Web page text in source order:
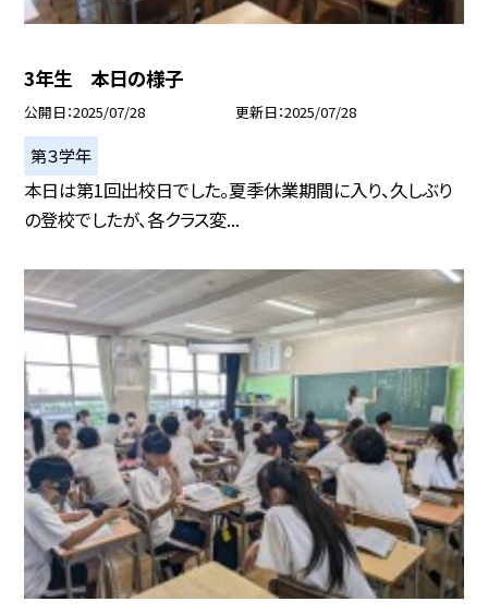
3年生 本日の様子
公開日 2025/07/28 更新日 2025/07/28
第３学年
本日は第1回出校日でした。夏季休業期間に入り、久しぶり
の登校でしたが、各クラス変...